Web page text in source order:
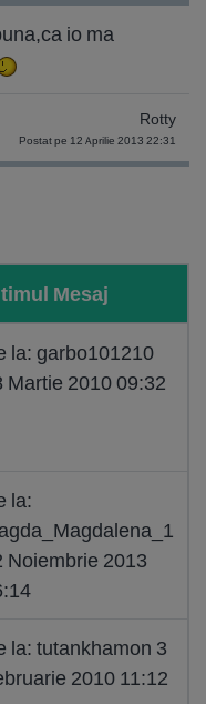
io ma
Rotty
Postat pe 12 Aprilie 2013 22:31
Mesaj
la: garbo101210
Martie 2010 09:32
la:
Noiembrie 2013
la: tutankhamon 3
2010 11:12